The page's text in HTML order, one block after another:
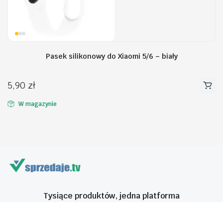
Pasek silikonowy do Xiaomi 5/6 – biały
5,90 zł
W magazynie
Tysiące produktów, jedna platforma